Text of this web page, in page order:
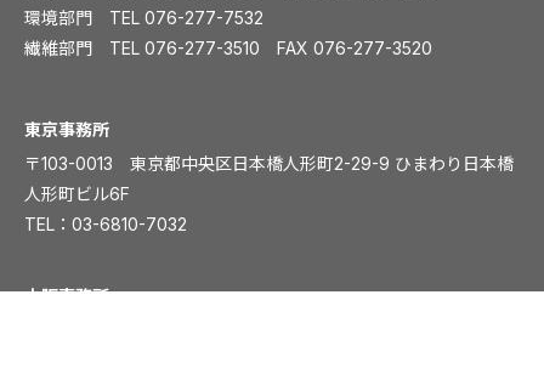
環境部門 TEL 076-277-7532
繊維部門 TEL 076-277-3510 FAX 076-277-3520
️東京事務所
〒103-0013 東京都中央区日本橋人形町2-29-9 ひまわり日本橋
人形町ビル6F
TEL： 03-6810-7032
大阪事務所